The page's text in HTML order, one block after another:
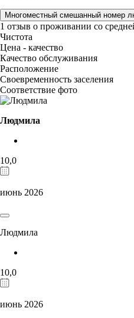
Многоместный смешанный номер
1 отзыв о проживании со
Чистота
Цена - качество
Качество обслуживания
Расположение
Своевременность заселения
Соответствие фото
Людмила
10,0
июнь 2026
Людмила
10,0
июнь 2026